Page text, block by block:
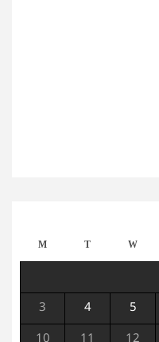
M T W
3 4 5